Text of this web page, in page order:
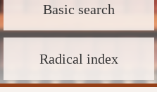
Basic search
Radical index